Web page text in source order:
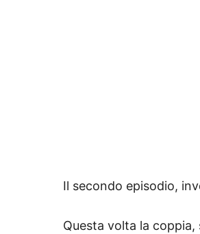
Il secondo episodio,
Questa volta la